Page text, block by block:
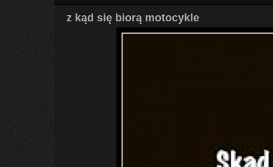
z kąd się biorą motocykle